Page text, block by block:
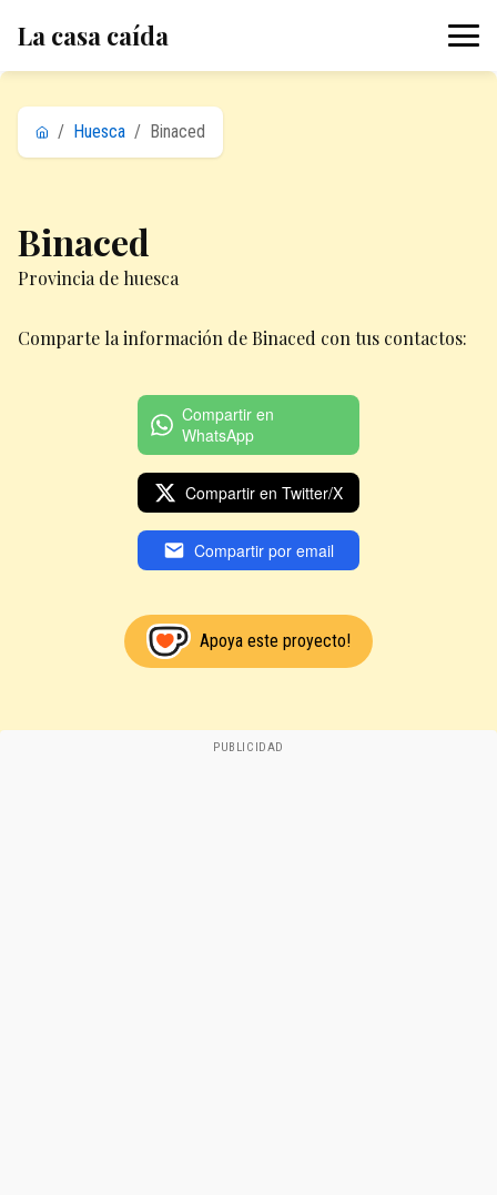
La casa caída
/ Huesca / Binaced
Binaced
Provincia de huesca
Comparte la información de Binaced con tus contactos:
Compartir en
WhatsApp
Compartir en Twitter/X
Compartir por email
Apoya este proyecto!
PUBLICIDAD